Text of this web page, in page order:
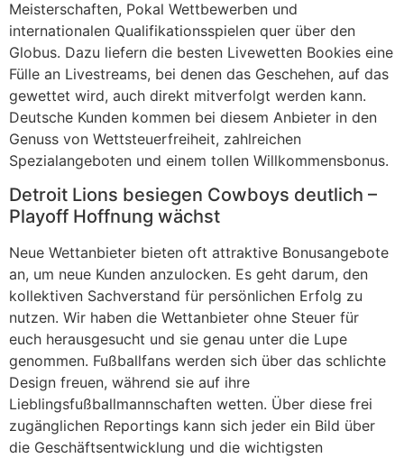
Meisterschaften, Pokal Wettbewerben und
internationalen Qualifikationsspielen quer über den
Globus. Dazu liefern die besten Livewetten Bookies eine
Fülle an Livestreams, bei denen das Geschehen, auf das
gewettet wird, auch direkt mitverfolgt werden kann.
Deutsche Kunden kommen bei diesem Anbieter in den
Genuss von Wettsteuerfreiheit, zahlreichen
Spezialangeboten und einem tollen Willkommensbonus.
Detroit Lions besiegen Cowboys deutlich –
Playoff Hoffnung wächst
Neue Wettanbieter bieten oft attraktive Bonusangebote
an, um neue Kunden anzulocken. Es geht darum, den
kollektiven Sachverstand für persönlichen Erfolg zu
nutzen. Wir haben die Wettanbieter ohne Steuer für
euch herausgesucht und sie genau unter die Lupe
genommen. Fußballfans werden sich über das schlichte
Design freuen, während sie auf ihre
Lieblingsfußballmannschaften wetten. Über diese frei
zugänglichen Reportings kann sich jeder ein Bild über
die Geschäftsentwicklung und die wichtigsten